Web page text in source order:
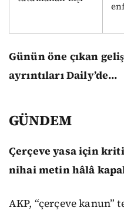
Günün öne çıkan
ayrıntıları Daily’de…
GÜNDEM
Çerçeve yasa için
nihai metin hâlâ
AKP, “çerçeve